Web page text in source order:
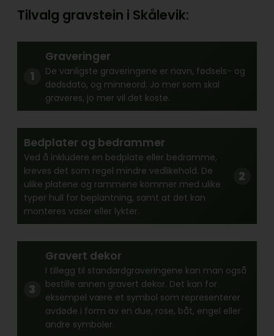
Tilvalg gravstein i Skålevik:
Graveringer
De vanligste graveringene er navn, fødsels- og
dødsdato, og minneord. Jo mer som skal
graveres, jo mer vil det koste.
Bedplater og bedrammer
Ved å inkludere en bedplate eller bedramme,
kreves det som regel mindre vedlikehold. De
ulike platene og rammene kommer med ulike
typer hull for beplantning, samt at det kan
monteres vaser eller lykter.
Gravert dekor
I tillegg til standardgraveringene kan man også
bestille annen gravert dekor. Det kan for
eksempel være et symbol som representerer
avdøde i form av en due, rose, båt, engel eller
andre symboler.